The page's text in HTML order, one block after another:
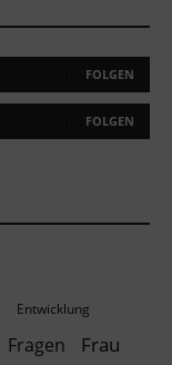
FOLGEN
FOLGEN
Entwicklung
Fragen Frau